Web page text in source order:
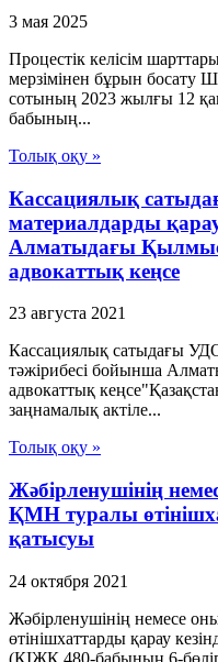
3 мая 2025
Процестік келісім
мерзімінен бұрын
сотының 2023 жылғы 12
бабының...
Толық оқу »
Кассациялық
материалдарды
Алматыдағы
адвокаттық кеңсе
23 августа 2021
Кассациялық сатыдағы
тәжірибесі бойынша
адвокаттық
заңнамалық актіле...
Толық оқу »
Жәбірленушінің
ҚМН туралы
қатысуы
24 октября 2021
Жәбірленушінің немесе
өтінішхаттарды қарау
(ҚІЖК 480-бабының 6-